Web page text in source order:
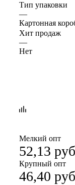
Тип упаковки
—
Картонная
Хит продаж
—
Нет
Мелкий опт
52,13
Крупный опт
46,40